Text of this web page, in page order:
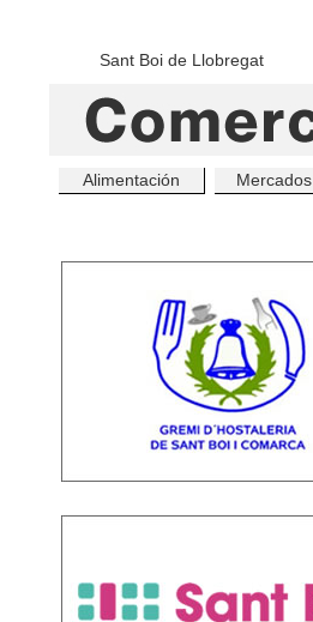
Sant Boi de Llobregat
Alimentación Mercados